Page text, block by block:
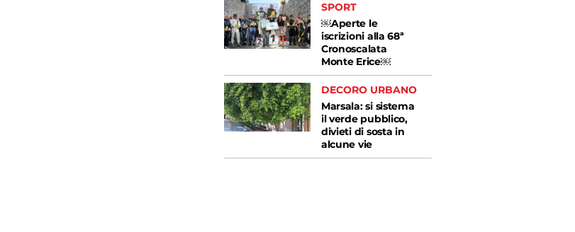
SPORT
￼Aperte le
iscrizioni alla 68ª
Cronoscalata
Monte Erice￼
DECORO URBANO
Marsala: si sistema
il verde pubblico,
divieti di sosta in
alcune vie